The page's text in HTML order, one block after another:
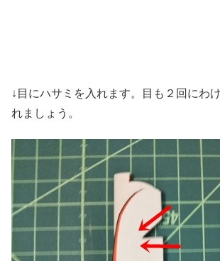
↓目にハサミを入れます。目も２回にわ
れましょう。